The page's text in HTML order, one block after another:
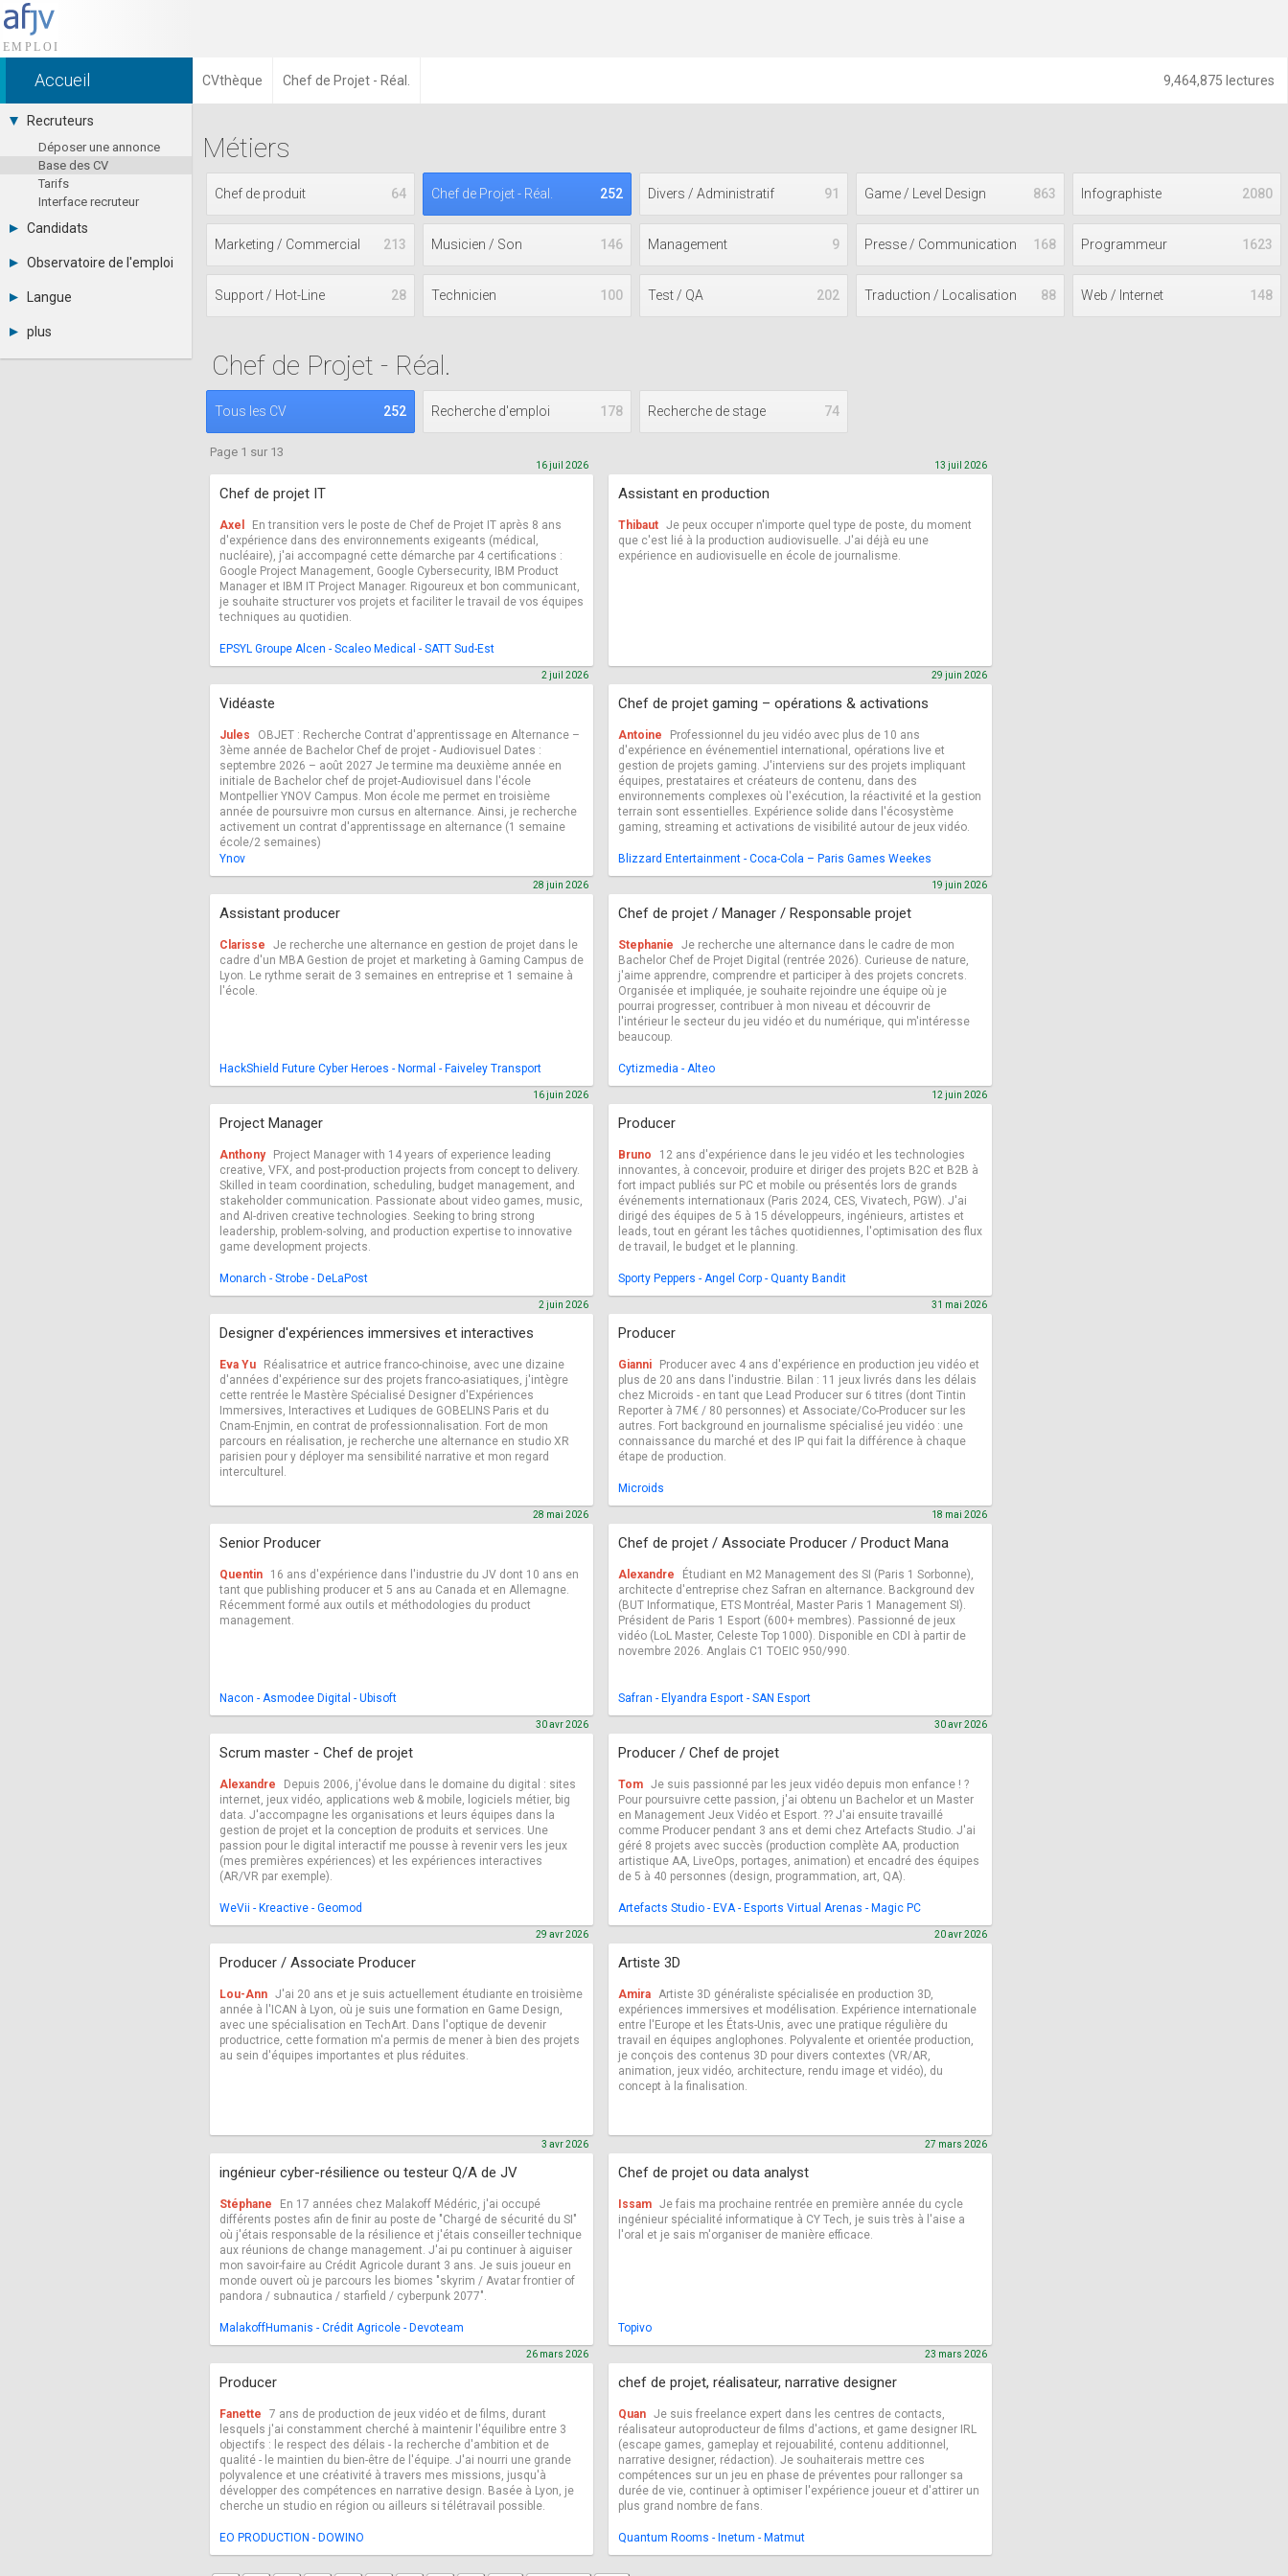
9,464,875 lectures
Accueil CVthèque Chef de Projet - Réal.
Recruteurs
Déposer une annonce
Base des CV
Tarifs
Interface recruteur
Candidats
Consulter les annonces
Connexion
Observatoire de l'emploi
Par métier
Par contrat
Langue
Español
plus
Actualités
Métiers
64
Chef de produit 252
Chef de Projet - Réal. 91
Divers / Administratif 863
Game / Level Design 2080
Infographiste
213
Marketing / Commercial 146
Musicien / Son 9
Management 168
Presse / Communication 1623
Programmeur
28
Support / Hot-Line 100
Technicien 202
Test / QA 88
Traduction / Localisation 148
Web / Internet
Chef de Projet - Réal.
252
Tous les CV 178
Recherche d'emploi 74
Recherche de stage
Page 1 sur 13
Chef de projet IT
16 juil 2026
Axel
En transition vers le poste de Chef de Projet IT après 8 ans
d'expérience dans des environnements exigeants (médical,
nucléaire), j'ai accompagné cette démarche par 4 certifications :
Google Project Management, Google Cybersecurity, IBM Product
Manager et IBM IT Project Manager. Rigoureux et bon communicant,
je souhaite structurer vos projets et faciliter le travail de vos équipes
techniques au quotidien.
EPSYL Groupe Alcen - Scaleo Medical - SATT Sud-Est
Assistant en production
13 juil 2026
Thibaut Je peux occuper n'importe quel type de poste, du moment
que c'est lié à la production audiovisuelle. J'ai déjà eu une
expérience en audiovisuelle en école de journalisme.
Vidéaste
2 juil 2026
Jules
OBJET : Recherche Contrat d'apprentissage en Alternance –
3ème année de Bachelor Chef de projet - Audiovisuel Dates :
septembre 2026 – août 2027 Je termine ma deuxième année en
initiale de Bachelor chef de projet-Audiovisuel dans l'école
Montpellier YNOV Campus. Mon école me permet en troisième
année de poursuivre mon cursus en alternance. Ainsi, je recherche
activement un contrat d'apprentissage en alternance (1 semaine
école/2 semaines)
Ynov
Chef de projet gaming – opérations & activations
29 juin 2026
Antoine
Professionnel du jeu vidéo avec plus de 10 ans
d'expérience en événementiel international, opérations live et
gestion de projets gaming. J'interviens sur des projets impliquant
équipes, prestataires et créateurs de contenu, dans des
environnements complexes où l'exécution, la réactivité et la gestion
terrain sont essentielles. Expérience solide dans l'écosystème
gaming, streaming et activations de visibilité autour de jeux vidéo.
Blizzard Entertainment - Coca-Cola – Paris Games Weekes
Assistant producer
28 juin 2026
Clarisse
Je recherche une alternance en gestion de projet dans le
cadre d'un MBA Gestion de projet et marketing à Gaming Campus de
Lyon. Le rythme serait de 3 semaines en entreprise et 1 semaine à
l'école.
HackShield Future Cyber Heroes - Normal - Faiveley Transport
Chef de projet / Manager / Responsable projet
19 juin 2026
Stephanie
Je recherche une alternance dans le cadre de mon
Bachelor Chef de Projet Digital (rentrée 2026). Curieuse de nature,
j'aime apprendre, comprendre et participer à des projets concrets.
Organisée et impliquée, je souhaite rejoindre une équipe où je
pourrai progresser, contribuer à mon niveau et découvrir de
l'intérieur le secteur du jeu vidéo et du numérique, qui m'intéresse
beaucoup.
Cytizmedia - Alteo
Project Manager
16 juin 2026
Anthony
Project Manager with 14 years of experience leading
creative, VFX, and post-production projects from concept to delivery.
Skilled in team coordination, scheduling, budget management, and
stakeholder communication. Passionate about video games, music,
and AI-driven creative technologies. Seeking to bring strong
leadership, problem-solving, and production expertise to innovative
game development projects.
Monarch - Strobe - DeLaPost
Producer
12 juin 2026
Bruno
12 ans d'expérience dans le jeu vidéo et les technologies
innovantes, à concevoir, produire et diriger des projets B2C et B2B à
fort impact publiés sur PC et mobile ou présentés lors de grands
événements internationaux (Paris 2024, CES, Vivatech, PGW). J'ai
dirigé des équipes de 5 à 15 développeurs, ingénieurs, artistes et
leads, tout en gérant les tâches quotidiennes, l'optimisation des flux
de travail, le budget et le planning.
Sporty Peppers - Angel Corp - Quanty Bandit
Designer d'expériences immersives et interactives
2 juin 2026
Eva Yu
Réalisatrice et autrice franco-chinoise, avec une dizaine
d'années d'expérience sur des projets franco-asiatiques, j'intègre
cette rentrée le Mastère Spécialisé Designer d'Expériences
Immersives, Interactives et Ludiques de GOBELINS Paris et du
Cnam-Enjmin, en contrat de professionnalisation. Fort de mon
parcours en réalisation, je recherche une alternance en studio XR
parisien pour y déployer ma sensibilité narrative et mon regard
interculturel.
Producer
31 mai 2026
Gianni
Producer avec 4 ans d'expérience en production jeu vidéo et
plus de 20 ans dans l'industrie. Bilan : 11 jeux livrés dans les délais
chez Microids - en tant que Lead Producer sur 6 titres (dont Tintin
Reporter à 7M€ / 80 personnes) et Associate/Co-Producer sur les
autres. Fort background en journalisme spécialisé jeu vidéo : une
connaissance du marché et des IP qui fait la différence à chaque
étape de production.
Microids
Senior Producer
28 mai 2026
Quentin
16 ans d'expérience dans l'industrie du JV dont 10 ans en
tant que publishing producer et 5 ans au Canada et en Allemagne.
Récemment formé aux outils et méthodologies du product
management.
Nacon - Asmodee Digital - Ubisoft
Chef de projet / Associate Producer / Product Mana
18 mai 2026
Alexandre
Étudiant en M2 Management des SI (Paris 1 Sorbonne),
architecte d'entreprise chez Safran en alternance. Background dev
(BUT Informatique, ETS Montréal, Master Paris 1 Management SI).
Président de Paris 1 Esport (600+ membres). Passionné de jeux
vidéo (LoL Master, Celeste Top 1000). Disponible en CDI à partir de
novembre 2026. Anglais C1 TOEIC 950/990.
Safran - Elyandra Esport - SAN Esport
Scrum master - Chef de projet
30 avr 2026
Alexandre
Depuis 2006, j'évolue dans le domaine du digital : sites
internet, jeux vidéo, applications web & mobile, logiciels métier, big
data. J'accompagne les organisations et leurs équipes dans la
gestion de projet et la conception de produits et services. Une
passion pour le digital interactif me pousse à revenir vers les jeux
(mes premières expériences) et les expériences interactives
(AR/VR par exemple).
WeVii - Kreactive - Geomod
Producer / Chef de projet
30 avr 2026
Tom Je suis passionné par les jeux vidéo depuis mon enfance ! ?
Pour poursuivre cette passion, j'ai obtenu un Bachelor et un Master
en Management Jeux Vidéo et Esport. ?? J'ai ensuite travaillé
comme Producer pendant 3 ans et demi chez Artefacts Studio. J'ai
géré 8 projets avec succès (production complète AA, production
artistique AA, LiveOps, portages, animation) et encadré des équipes
de 5 à 40 personnes (design, programmation, art, QA).
Artefacts Studio - EVA - Esports Virtual Arenas - Magic PC
Producer / Associate Producer
29 avr 2026
Lou-Ann J'ai 20 ans et je suis actuellement étudiante en troisième
année à l'ICAN à Lyon, où je suis une formation en Game Design,
avec une spécialisation en TechArt. Dans l'optique de devenir
productrice, cette formation m'a permis de mener à bien des projets
au sein d'équipes importantes et plus réduites.
Artiste 3D
20 avr 2026
Amira Artiste 3D généraliste spécialisée en production 3D,
expériences immersives et modélisation. Expérience internationale
entre l'Europe et les États-Unis, avec une pratique régulière du
travail en équipes anglophones. Polyvalente et orientée production,
je conçois des contenus 3D pour divers contextes (VR/AR,
animation, jeux vidéo, architecture, rendu image et vidéo), du
concept à la finalisation.
ingénieur cyber-résilience ou testeur Q/A de JV
3 avr 2026
Stéphane
En 17 années chez Malakoff Médéric, j'ai occupé
différents postes afin de finir au poste de "Chargé de sécurité du SI"
où j'étais responsable de la résilience et j'étais conseiller technique
aux réunions de change management. J'ai pu continuer à aiguiser
mon savoir-faire au Crédit Agricole durant 3 ans. Je suis joueur en
monde ouvert où je parcours les biomes "skyrim / Avatar frontier of
pandora / subnautica / starfield / cyberpunk 2077".
MalakoffHumanis - Crédit Agricole - Devoteam
Chef de projet ou data analyst
27 mars 2026
Issam Je fais ma prochaine rentrée en première année du cycle
ingénieur spécialité informatique à CY Tech, je suis très à l'aise a
l'oral et je sais m'organiser de manière efficace.
Topivo
Producer
26 mars 2026
Fanette
7 ans de production de jeux vidéo et de films, durant
lesquels j'ai constamment cherché à maintenir l'équilibre entre 3
objectifs : le respect des délais - la recherche d'ambition et de
qualité - le maintien du bien-être de l'équipe. J'ai nourri une grande
polyvalence et une créativité à travers mes missions, jusqu'à
développer des compétences en narrative design. Basée à Lyon, je
cherche un studio en région ou ailleurs si télétravail possible.
EO PRODUCTION - DOWINO
chef de projet, réalisateur, narrative designer
23 mars 2026
Quan Je suis freelance expert dans les centres de contacts,
réalisateur autoproducteur de films d'actions, et game designer IRL
(escape games, gameplay et rejouabilité, contenu additionnel,
narrative designer, rédaction). Je souhaiterais mettre ces
compétences sur un jeu en phase de préventes pour rallonger sa
durée de vie, continuer à optimiser l'expérience joueur et d'attirer un
plus grand nombre de fans.
Quantum Rooms - Inetum - Matmut